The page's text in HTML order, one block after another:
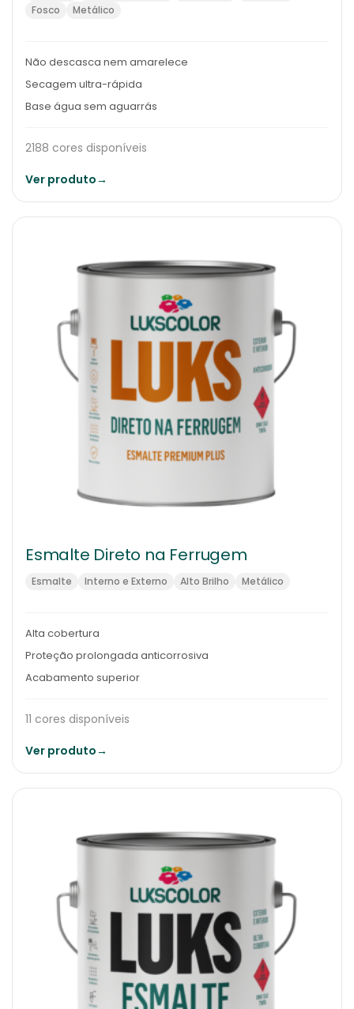
Fosco
Metálico
Não descasca nem amarelece
Secagem ultra-rápida
Base água sem aguarrás
2188 cores disponíveis
Ver produto→
Esmalte Direto na Ferrugem
Esmalte Interno e Externo Alto Brilho Metálico
Alta cobertura
Proteção prolongada anticorrosiva
Acabamento superior
11 cores disponíveis
Ver produto→